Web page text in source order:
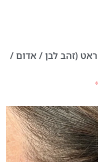
יהלומים זהב צהוב 1.4 קראט (זהב לבן / אדום /